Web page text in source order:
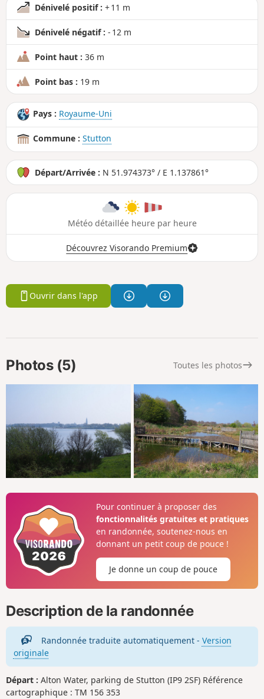
Dénivelé positif : + 11 m
Dénivelé négatif : - 12 m
Point haut : 36 m
Point bas : 19 m
Pays : Royaume-Uni
Commune : Stutton
Départ/Arrivée : N 51.974373° / E 1.137861°
Météo détaillée heure par heure
Découvrez Visorando Premium
Ouvrir dans l'app
Photos (5) Toutes les photos
Pour continuer à proposer des
fonctionnalités gratuites et pratiques
en randonnée, soutenez-nous en
donnant un petit coup de pouce !
Je donne un coup de pouce
Description de la randonnée
Randonnée traduite automatiquement - Version
originale
Départ : Alton Water, parking de Stutton (IP9 2SF) Référence
cartographique : TM 156 353